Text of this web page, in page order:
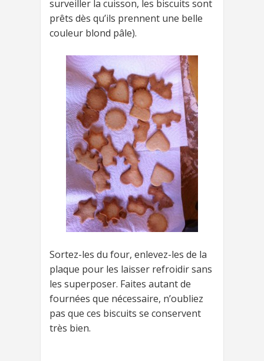
surveiller la cuisson, les biscuits sont
prêts dès qu’ils prennent une belle
couleur blond pâle).
Sortez-les du four, enlevez-les de la
plaque pour les laisser refroidir sans
les superposer. Faites autant de
fournées que nécessaire, n’oubliez
pas que ces biscuits se conservent
très bien.